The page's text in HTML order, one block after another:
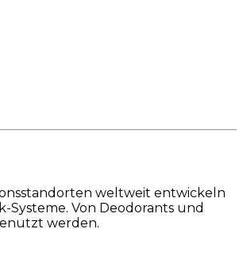
weltweit entwickeln
Von Deodorants und
werden.